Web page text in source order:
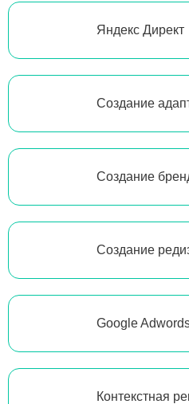
Яндекс Директ
Создание
Создание
Создание
Google
Контекстная